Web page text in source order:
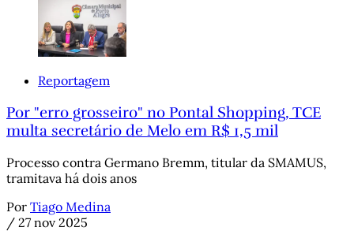
Reportagem
Por "erro grosseiro" no Pontal Shopping, TCE
multa secretário de Melo em R$ 1,5 mil
Processo contra Germano Bremm, titular da SMAMUS,
tramitava há dois anos
Por Tiago Medina
/ 27 nov 2025